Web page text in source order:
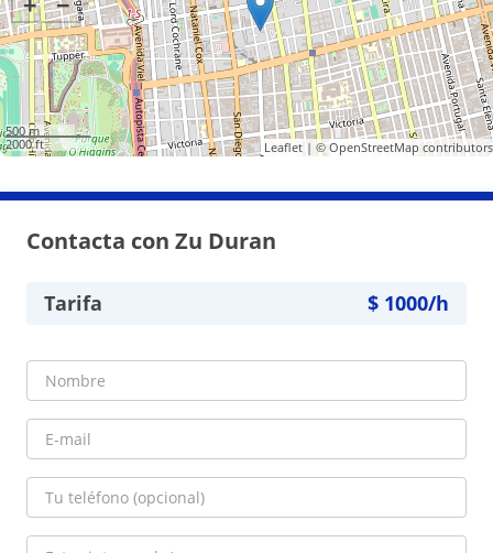
500 m
2000 ft
Leaflet| © OpenStreetMapcontributors
Contacta con Zu Duran
Tarifa $ 1000/h